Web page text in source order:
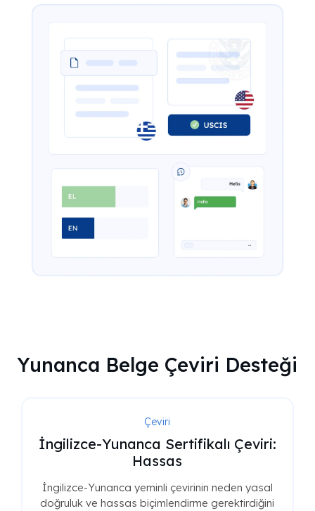
Yunanca Belge Çeviri Desteği
Çeviri
İngilizce-Yunanca Sertifikalı Çeviri:
Hassas
İngilizce-Yunanca yeminli çevirinin neden yasal
doğruluk ve hassas biçimlendirme gerektirdiğini